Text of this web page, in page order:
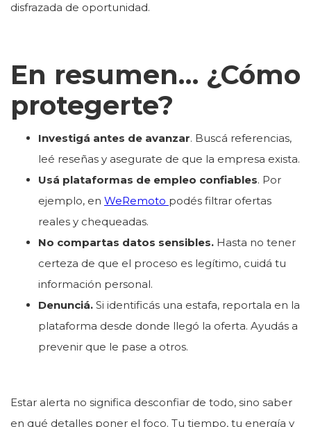
disfrazada de oportunidad.
En resumen… ¿Cómo
protegerte?
Investigá antes de avanzar. Buscá referencias,
leé reseñas y asegurate de que la empresa exista.
Usá plataformas de empleo confiables. Por
ejemplo, en WeRemoto podés filtrar ofertas
reales y chequeadas.
No compartas datos sensibles. Hasta no tener
certeza de que el proceso es legítimo, cuidá tu
información personal.
Denunciá. Si identificás una estafa, reportala en la
plataforma desde donde llegó la oferta. Ayudás a
prevenir que le pase a otros.
Estar alerta no significa desconfiar de todo, sino saber
en qué detalles poner el foco. Tu tiempo, tu energía y